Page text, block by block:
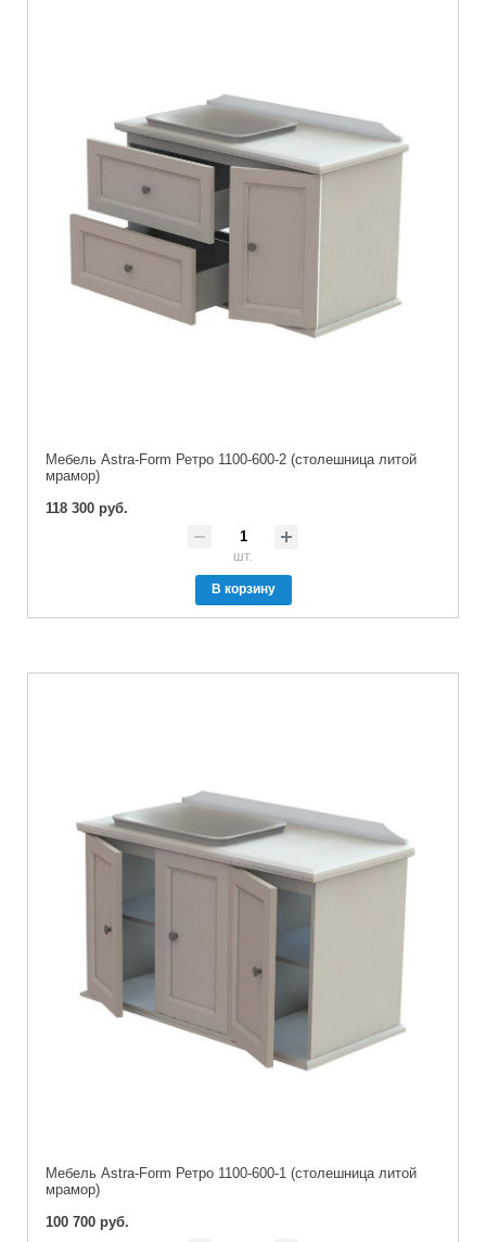
Мебель Astra-Form Ретро 1100-600-2 (столешница литой
мрамор)
118 300 руб.
шт.
В корзину
Мебель Astra-Form Ретро 1100-600-1 (столешница литой
мрамор)
100 700 руб.